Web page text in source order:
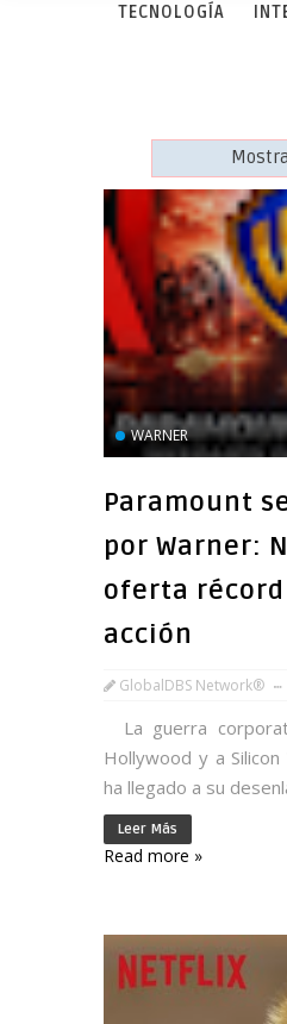
TECNOLOGÍA
WARNER
Paramount
por Warner:
oferta
acción
GlobalDBS Network®
La guerra
Hollywood y a
ha llegado a su
Leer Más
Read more »